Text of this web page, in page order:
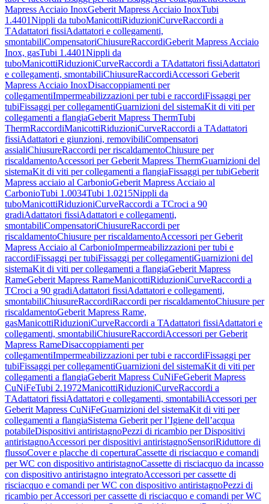
Mapress Acciaio InoxGeberit Mapress Acciaio InoxTubi
1.4401Nippli da tuboManicottiRiduzioniCurveRaccordi a
TAdattatori fissiAdattatori e collegamenti,
smontabiliCompensatoriChiusureRaccordiGeberit Mapress Acciaio
Inox, gasTubi 1.4401Nippli da
tuboManicottiRiduzioniCurveRaccordi a TAdattatori fissiAdattatori
e collegamenti, smontabiliChiusureRaccordiAccessori Geberit
Mapress Acciaio InoxDisaccoppiamenti per
collegamentiImpermeabilizzazioni per tubi e raccordiFissaggi per
tubiFissaggi per collegamentiGuarnizioni del sistemaKit di viti per
collegamenti a flangiaGeberit Mapress ThermTubi
ThermRaccordiManicottiRiduzioniCurveRaccordi a TAdattatori
fissiAdattatori e giunzioni, removibiliCompensatori
assialiChiusureRaccordi per riscaldamentoChiusure per
riscaldamentoAccessori per Geberit Mapress ThermGuarnizioni del
sistemaKit di viti per collegamenti a flangiaFissaggi per tubiGeberit
Mapress acciaio al CarbonioGeberit Mapress Acciaio al
CarbonioTubi 1.0034Tubi 1.0215Nippli da
tuboManicottiRiduzioniCurveRaccordi a TCroci a 90
gradiAdattatori fissiAdattatori e collegamenti,
smontabiliCompensatoriChiusureRaccordi per
riscaldamentoChiusure per riscaldamentoAccessori per Geberit
Mapress Acciaio al CarbonioImpermeabilizzazioni per tubi e
raccordiFissaggi per tubiFissaggi per collegamentiGuarnizioni del
sistemaKit di viti per collegamenti a flangiaGeberit Mapress
RameGeberit Mapress RameManicottiRiduzioniCurveRaccordi a
TCroci a 90 gradiAdattatori fissiAdattatori e collegamenti,
smontabiliChiusureRaccordiRaccordi per riscaldamentoChiusure per
riscaldamentoGeberit Mapress Rame,
gasManicottiRiduzioniCurveRaccordi a TAdattatori fissiAdattatori e
collegamenti, smontabiliChiusureRaccordiAccessori per Geberit
Mapress RameDisaccoppiamenti per
collegamentiImpermeabilizzazioni per tubi e raccordiFissaggi per
tubiFissaggi per collegamentiGuarnizioni del sistemaKit di viti per
collegamenti a flangiaGeberit Mapress CuNiFeGeberit Mapress
CuNiFeTubi 2.1972ManicottiRiduzioniCurveRaccordi a
TAdattatori fissiAdattatori e collegamenti, smontabiliAccessori per
Geberit Mapress CuNiFeGuarnizioni del sistemaKit di viti per
collegamenti a flangiaSistema Geberit per l’Igiene dell’acqua
potabileDispositivi antiristagnoPezzi di ricambio per Dispositivi
antiristagnoAccessori per dispositivi antiristagnoSensoriRiduttore di
flussoCover e placche di coperturaCassette di risciacquo e comandi
per WC con dispositivo antiristagnoCassette di risciacquo da incasso
con dispositivo antiristagno integratoAccessori per cassette di
risciacquo e comandi per WC con dispositivo antiristagnoPezzi di
ricambio per Accessori per cassette di risciacquo e comandi per WC